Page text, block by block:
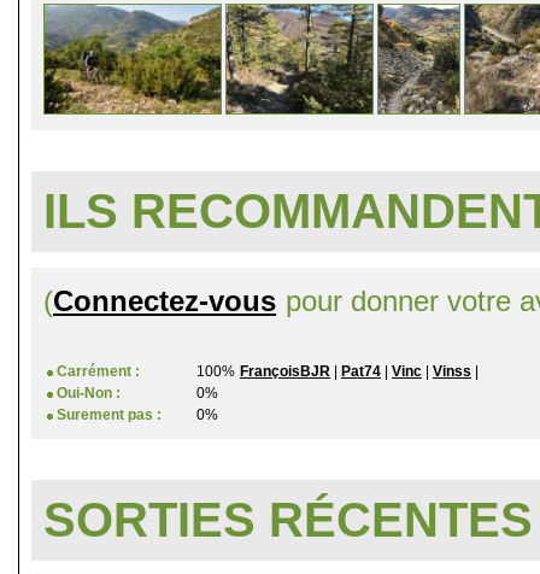
ILS
(Connectez-vous pour donner votre
Carrément : 100% FrançoisBJR Pat74 Vinc Vinss
Oui-Non :
0%
Surement pas :
0%
SORTIES RÉCENTES